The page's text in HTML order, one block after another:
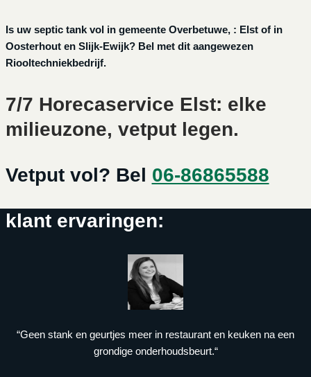
Is uw septic tank vol in gemeente Overbetuwe, : Elst of in
Oosterhout en Slijk-Ewijk? Bel met dit aangewezen
Riooltechniekbedrijf.
7/7 Horecaservice Elst: elke
milieuzone, vetput legen.
Vetput vol? Bel 06-86865588
klant ervaringen:
“Geen stank en geurtjes meer in restaurant en keuken na een
grondige onderhoudsbeurt.“